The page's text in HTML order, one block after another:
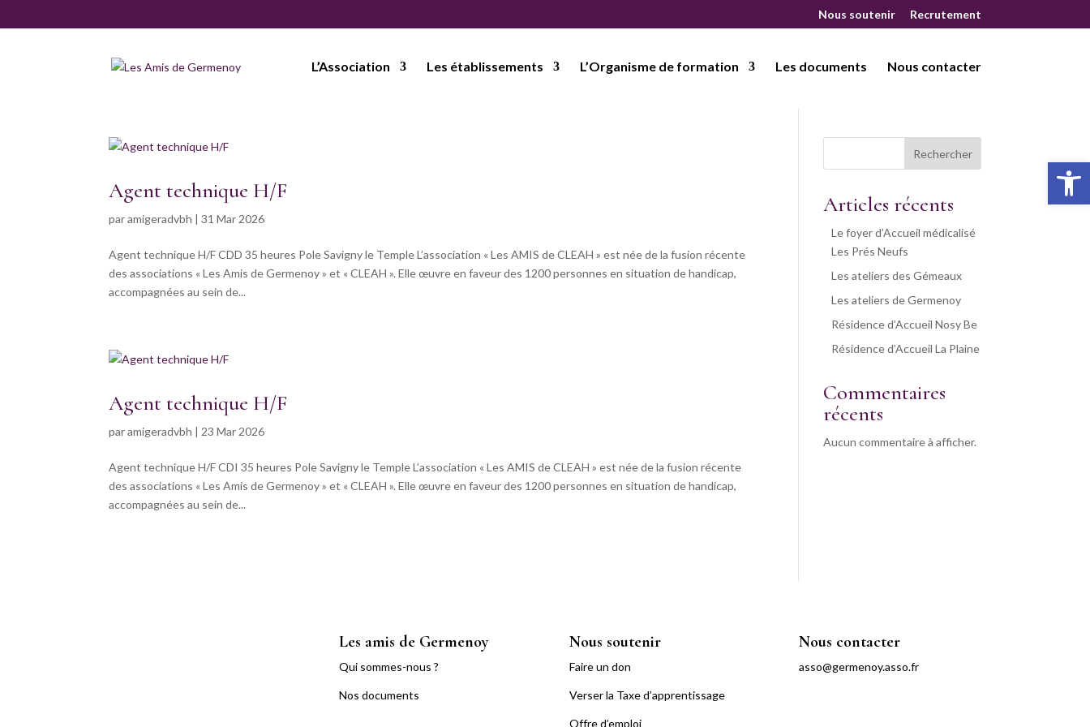
Nous soutenir Recrutement
L’Association Les établissements L’Organisme de formation Les documents Nous contacter
Agent technique H/F
paramigeradvbh |31 Mar 2026
Agent technique H/F CDD 35 heures Pole Savigny le Temple L’association « Les AMIS de CLEAH » est née de la fusion récente
des associations « Les Amis de Germenoy » et « CLEAH ». Elle œuvre en faveur des 1200 personnes en situation de handicap,
accompagnées au sein de...
Agent technique H/F
paramigeradvbh | 23 Mar 2026
Agent technique H/F CDI 35 heures Pole Savigny le Temple L’association « Les AMIS de CLEAH » est née de la fusion récente
des associations « Les Amis de Germenoy » et « CLEAH ». Elle œuvre en faveur des 1200 personnes en situation de handicap,
accompagnées au sein de...
Rechercher
Articles récents
Le foyer d’Accueil médicalisé
Les Prés Neufs
Les ateliers des Gémeaux
Les ateliers de Germenoy
Résidence d’Accueil Nosy Be
Résidence d’Accueil La Plaine
Commentaires
récents
Aucun commentaire à afficher.
Les amis de Germenoy
Qui sommes-nous ?
Nos documents
Nous soutenir
Faire un don
Verser la Taxe d’apprentissage
Offre d’emploi
Nous contacter
asso@germenoy.asso.fr
Ouvrir